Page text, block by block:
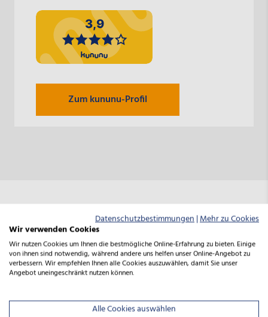
Zum kununu-Profil
Datenschutzbestimmungen|Mehr zu Cookies
Wir verwenden Cookies
Wir nutzen Cookies um Ihnen die bestmögliche Online-Erfahrung zu bieten. Einige
von ihnen sind notwendig, während andere uns helfen unser Online-Angebot zu
verbessern. Wir empfehlen Ihnen alle Cookies auszuwählen, damit Sie unser
Angebot uneingeschränkt nutzen können.
Alle Cookies auswählen